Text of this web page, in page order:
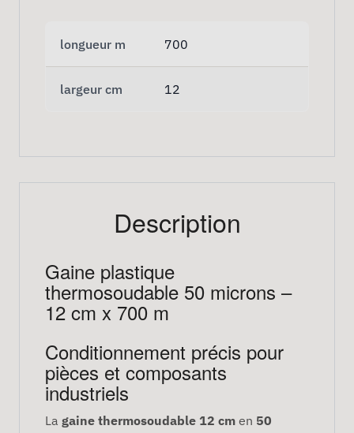
longueur m 700
largeur cm 12
Description
Gaine plastique
thermosoudable 50 microns –
12 cm x 700 m
Conditionnement précis pour
pièces et composants
industriels
La gaine thermosoudable 12 cm en 50